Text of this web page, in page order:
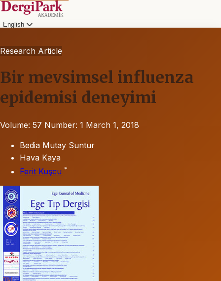
English
Research Article
Bir mevsimsel influenza
epidemisi deneyimi
Volume: 57 Number: 1 March 1, 2018
Bedia Mutay Suntur
Hava Kaya
Ferit Kuşcu *